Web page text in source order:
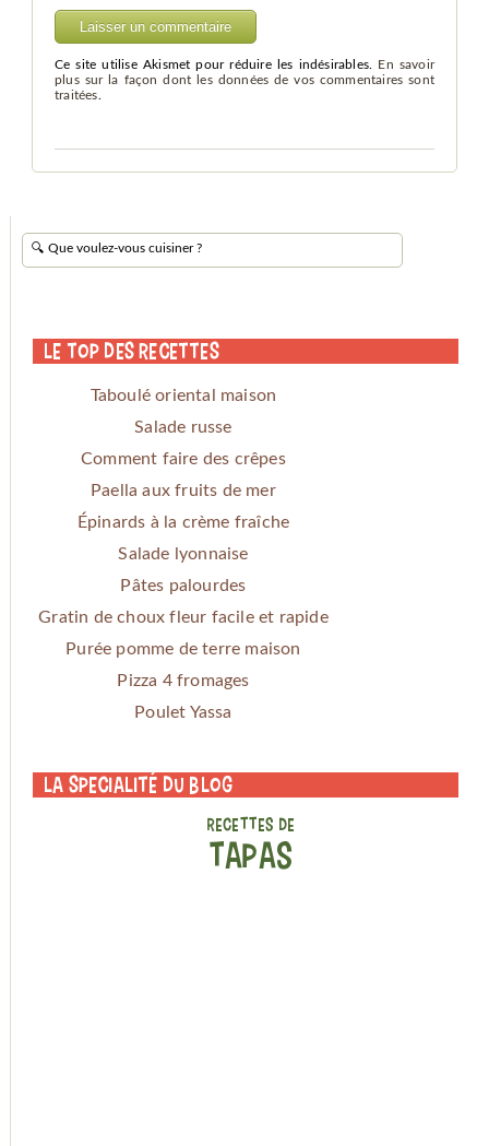
Ce site utilise Akismet pour réduire les indésirables. En savoir
plus sur la façon dont les données de vos commentaires sont
traitées.
Le Top des Recettes
Taboulé oriental maison
Salade russe
Comment faire des crêpes
Paella aux fruits de mer
Épinards à la crème fraîche
Salade lyonnaise
Pâtes palourdes
Gratin de choux fleur facile et rapide
Purée pomme de terre maison
Pizza 4 fromages
Poulet Yassa
La specialité du blog
RECETTES DE
TAPAS